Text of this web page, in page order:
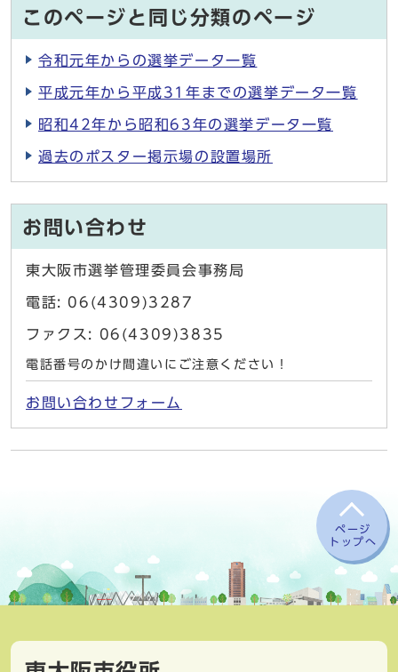
このページと同じ分類のページ
令和元年からの選挙データ一覧
平成元年から平成31年までの選挙データ一覧
昭和42年から昭和63年の選挙データ一覧
過去のポスター掲示場の設置場所
お問い合わせ
東大阪市選挙管理委員会事務局
電話: 06(4309)3287
ファクス: 06(4309)3835
電話番号のかけ間違いにご注意ください！
お問い合わせフォーム
ページ
トップへ